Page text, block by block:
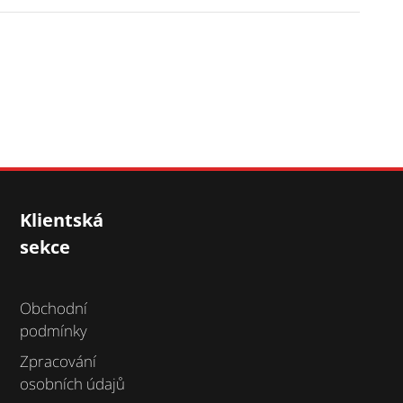
Klientská
sekce
Obchodní
podmínky
Zpracování
osobních údajů